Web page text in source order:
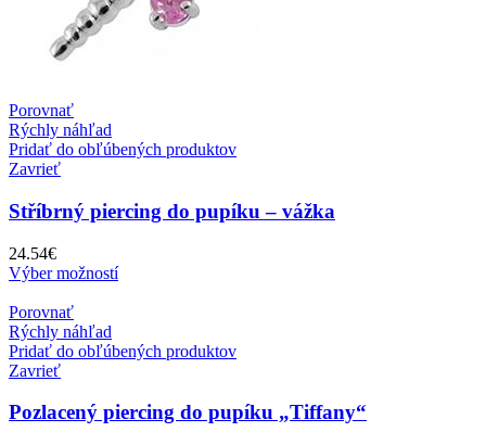
Porovnať
Rýchly náhľad
Pridať do obľúbených produktov
Zavrieť
Stříbrný piercing do pupíku – vážka
24.54€
Výber možností
Porovnať
Rýchly náhľad
Pridať do obľúbených produktov
Zavrieť
Pozlacený piercing do pupíku „Tiffany“